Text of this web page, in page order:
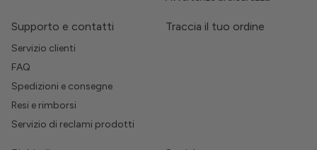
Supporto e contatti
Servizio clienti
FAQ
Spedizioni e consegne
Resi e rimborsi
Servizio di reclami prodotti
Traccia il tuo ordine